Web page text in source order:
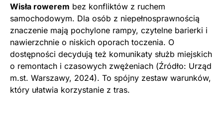
Wisła rowerem bez konfliktów z ruchem
samochodowym. Dla osób z niepełnosprawnością
znaczenie mają pochylone rampy, czytelne barierki i
nawierzchnie o niskich oporach toczenia. O
dostępności decydują też komunikaty służb miejskich
o remontach i czasowych zwężeniach (Źródło: Urząd
m.st. Warszawy, 2024). To spójny zestaw warunków,
który ułatwia korzystanie z tras.